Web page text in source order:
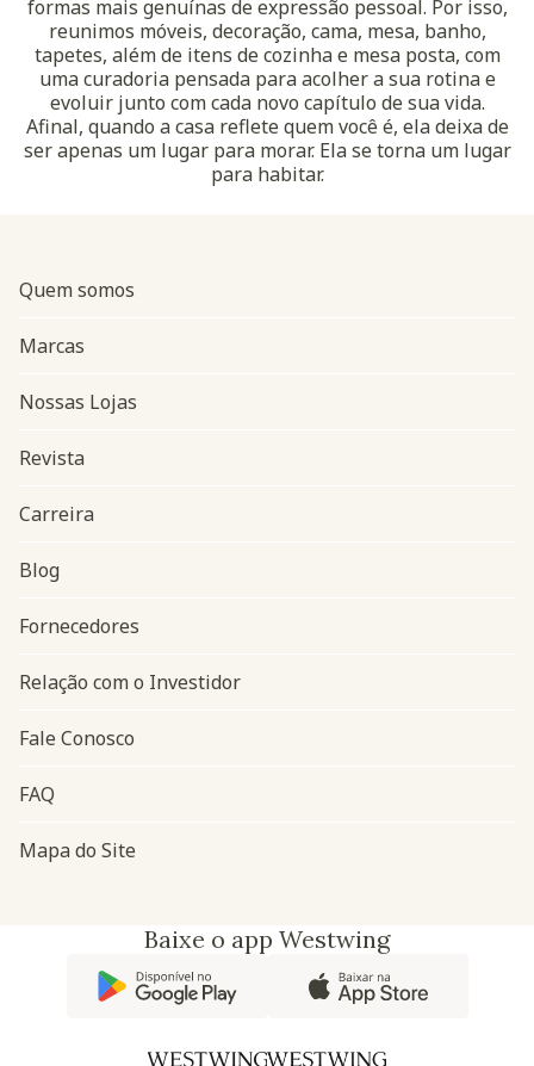
formas mais genuínas de expressão pessoal. Por isso,
reunimos móveis, decoração, cama, mesa, banho,
tapetes, além de itens de cozinha e mesa posta, com
uma curadoria pensada para acolher a sua rotina e
evoluir junto com cada novo capítulo de sua vida.
Afinal, quando a casa reflete quem você é, ela deixa de
ser apenas um lugar para morar. Ela se torna um lugar
para habitar.
Navegação do rodapé
Quem somos
Marcas
Nossas Lojas
Revista
Carreira
Blog
Fornecedores
Relação com o Investidor
Fale Conosco
FAQ
Mapa do Site
Baixe o app Westwing